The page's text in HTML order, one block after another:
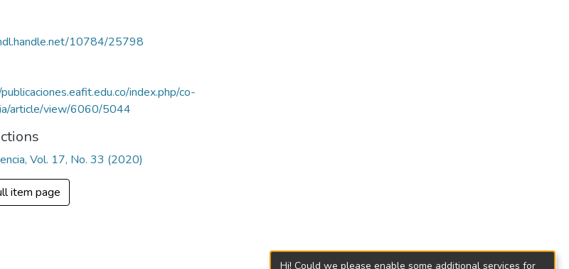
10784/25798
index.php/co-
article/view/6060/5044
Vol. 17, No. 33 (2020)
item page
Hi! Could we please enable some additional services for